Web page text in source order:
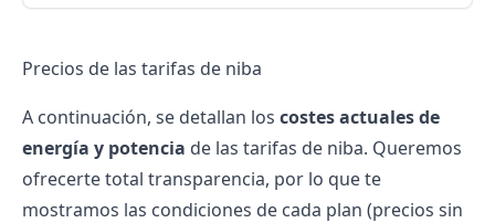
Precios de las tarifas de niba
A continuación, se detallan los costes actuales de
energía y potencia de las tarifas de niba. Queremos
ofrecerte total transparencia, por lo que te
mostramos las condiciones de cada plan (precios sin